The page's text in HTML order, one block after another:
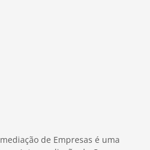
de Empresas é uma